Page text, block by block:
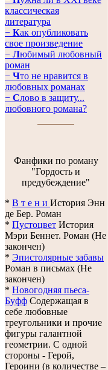
классическая
литература
− Как опубликовать
свое произведение
− Любимый любовный
роман
− Что не нравится в
любовных романах
− Слово в защиту...
любовного романа?
Фанфики по роману
"Гордость и
предубеждение"
* В т е н и История Энн
де Бер. Роман
* Пустоцвет История
Мэри Беннет. Роман (Не
закончен)
* Эпистолярные забавы
Роман в письмах (Не
закончен)
* Новогодняя пьеса-
Буфф Содержащая в
себе любовные
треугольники и прочие
фигуры галантной
геометрии. С одной
стороны - Герой,
Героини (в количестве –